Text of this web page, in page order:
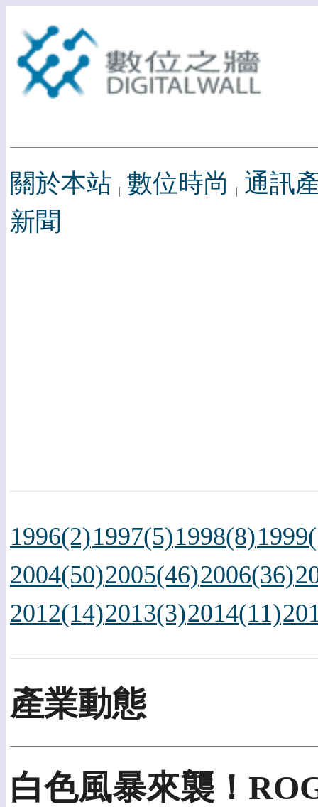
關於本站 數位時尚
通訊
新聞
1996(2)1997(5)1998(8)
2004(50)2005(46)2006(36)
2012(14)2013(3)2014(11)
產業動態
白色風暴來襲！